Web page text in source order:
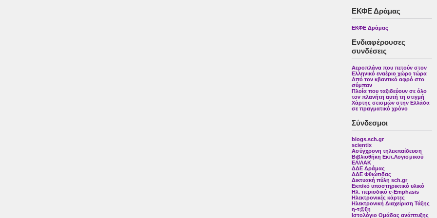
ΕΚΦΕ Δράμας
ΕΚΦΕ Δράμας
Ενδιαφέρουσες
συνδέσεις
Αεροπλάνα που πετούν στον
Ελληνικό εναέριο χώρο τώρα
Από τον κβαντικό αφρό στο
σύμπαν
Πλοία που ταξιδεύουν σε όλο
τον πλανήτη αυτή τη στιγμή
Χάρτης σεισμών στην Ελλάδα
σε πραγματικό χρόνο
Σύνδεσμοι
blogs.sch.gr
scientix
Ασύγχρονη τηλεκπαίδευση
Βιβλιοθήκη Εκπ.Λογισμικού
ΕΛ/ΛΑΚ
ΔΔΕ Δράμας
ΔΔΕ Φθιώτιδας
Δικτυακή πύλη sch.gr
Εκπ/κό υποστηρικτικό υλικό
Ηλ. περιοδικό e-Emphasis
Ηλεκτρονικές κάρτες
Ηλεκτρονική Διαχείριση Τάξης
η-τ@ξη
Ιστολόγιο Ομάδας ανάπτυξης